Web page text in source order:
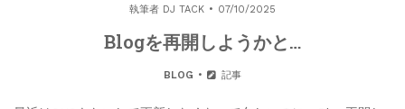
執筆者 DJ TACK 07/10/2025
Blogを再開しようかと…
BLOG 記事